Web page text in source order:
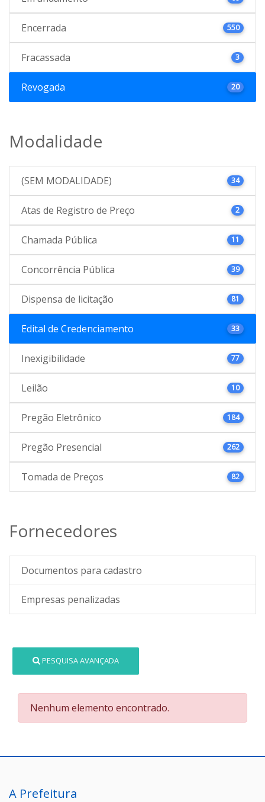
Encerrada 550
Fracassada 3
Revogada 20
Modalidade
(SEM MODALIDADE) 34
Atas de Registro de Preço 2
Chamada Pública 11
Concorrência Pública 39
Dispensa de licitação 81
Edital de Credenciamento 33
Inexigibilidade 77
Leilão 10
Pregão Eletrônico 184
Pregão Presencial 262
Tomada de Preços 82
Fornecedores
Documentos para cadastro
Empresas penalizadas
PESQUISA AVANÇADA
Nenhum elemento encontrado.
A Prefeitura